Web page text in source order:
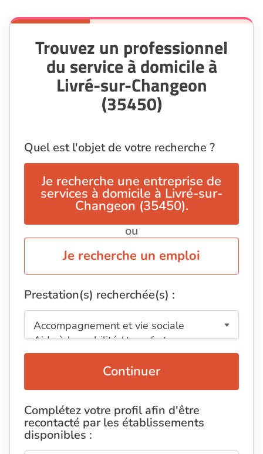
Trouvez un professionnel
du service à domicile à
Livré-sur-Changeon
(35450)
Quel est l'objet de votre recherche ?
Je recherche une entreprise de
services à domicile à Livré-sur-
Changeon (35450).
ou
Je recherche un emploi
Prestation(s) recherchée(s) :
Continuer
Complétez votre profil afin d'être
recontacté par les établissements
disponibles :